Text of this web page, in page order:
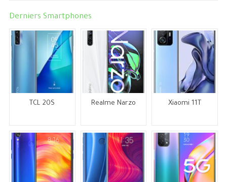
Derniers Smartphones
TCL 20S Realme Narzo Xiaomi 11T